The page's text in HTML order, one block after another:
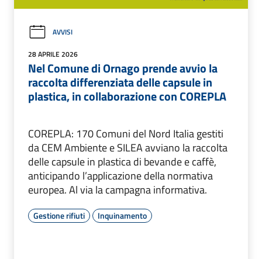
AVVISI
28 APRILE 2026
Nel Comune di Ornago prende avvio la
raccolta differenziata delle capsule in
plastica, in collaborazione con COREPLA
COREPLA: 170 Comuni del Nord Italia gestiti
da CEM Ambiente e SILEA avviano la raccolta
delle capsule in plastica di bevande e caffè,
anticipando l’applicazione della normativa
europea. Al via la campagna informativa.
Gestione rifiuti Inquinamento